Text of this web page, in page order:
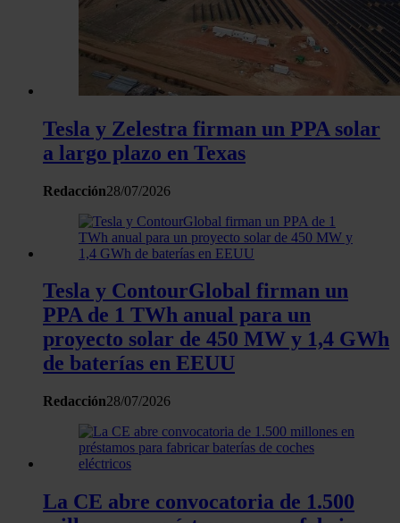
Tesla y Zelestra firman un PPA solar
a largo plazo en Texas
Redacción28/07/2026
Tesla y ContourGlobal firman un
PPA de 1 TWh anual para un
proyecto solar de 450 MW y 1,4 GWh
de baterías en EEUU
Redacción28/07/2026
La CE abre convocatoria de 1.500